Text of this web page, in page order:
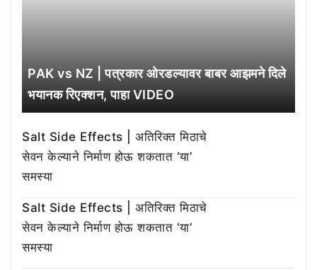
PAK vs NZ | पत्रकार ओरडल्यावर बाबर आझमने दिले
भयानक रिएक्शन, पाहा VIDEO
Salt Side Effects | अतिरिक्त मिठाचे
सेवन केल्याने निर्माण होऊ शकतात ‘या’
समस्या
Salt Side Effects | अतिरिक्त मिठाचे
सेवन केल्याने निर्माण होऊ शकतात ‘या’
समस्या